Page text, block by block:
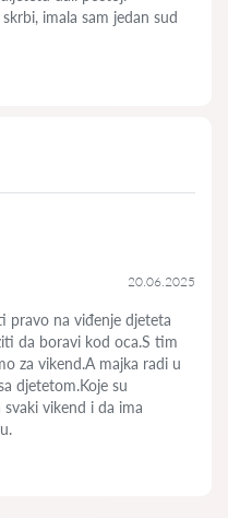
imala sam jedan sud
20.06.2025
pravo na viđenje djeteta
da boravi kod oca.S tim
za vikend.A majka radi u
djetetom.Koje su
vikend i da ima